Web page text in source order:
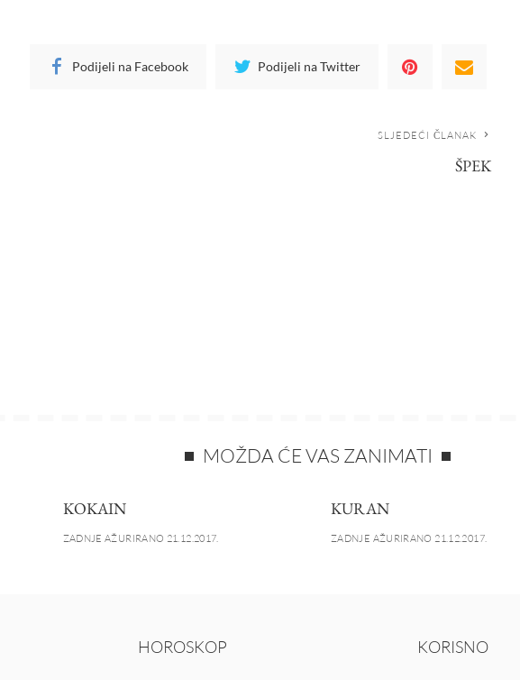
Podijeli na Facebook Podijeli na Twitter
SLJEDEĆI ČLANAK
ŠPEK
MOŽDA ĆE VAS ZANIMATI
KOKAIN
ZADNJE AŽURIRANO 21.12.2017.
KURAN
ZADNJE AŽURIRANO 21.12.2017.
HOROSKOP KORISNO